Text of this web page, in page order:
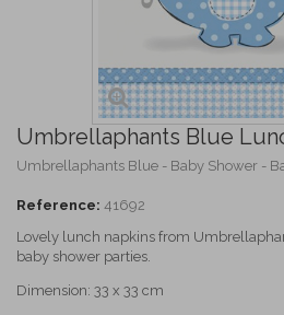
Umbrellaphants Blue
Umbrellaphants Blue - Baby Shower -
Reference: 41692
Lovely lunch napkins from
baby shower parties.
Dimension: 33 x 33 cm